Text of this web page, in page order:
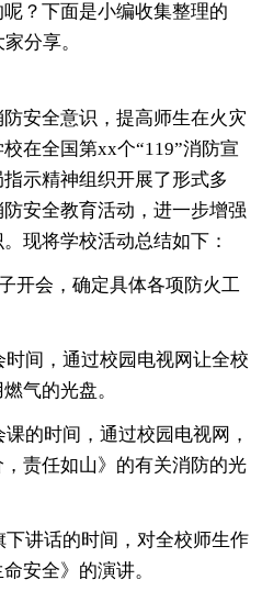
？下面是小编收集整理的
分享。
安全意识，提高师生在火灾
在全国第xx个“119”消防宣
示精神组织开展了形式多
安全教育活动，进一步增强
现将学校活动总结如下：
开会，确定具体各项防火工
间，通过校园电视网让全校
气的光盘。
的时间，通过校园电视网，
责任如山》的有关消防的光
讲话的时间，对全校师生作
安全》的演讲。